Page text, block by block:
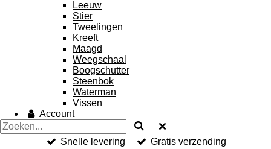
Leeuw
Stier
Tweelingen
Kreeft
Maagd
Weegschaal
Boogschutter
Steenbok
Waterman
Vissen
Account
Snelle levering Gratis verzending